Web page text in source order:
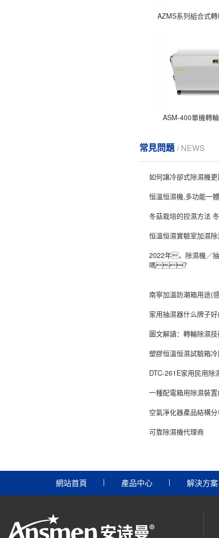
AZMS系列組合式
ASM-400單機轉
常見問題/ NEWS
如何讓冷卻式除濕機
恒溫恒濕機,多功能一
冬菇栽培的控濕方法
恒溫恒濕實驗室加濕
2022年，除濕機／
嗎？
南寧加溫防潮箱用途
家用抽濕器什么牌子
圖文解讀：轉輪除濕
塑膠恒溫恒濕試驗箱
DTC-261E家用民用除
一種配電箱用除濕裝
空氣凈化器產品結構
可靠除濕機代理商
網站首頁 產品中心 解決方案